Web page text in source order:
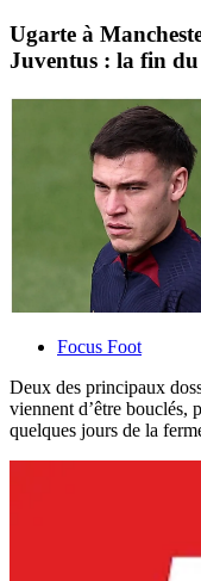
Ugarte à
Juventus : la fin du
Focus Foot
Deux des principaux
viennent d’être bouclés,
quelques jours de la